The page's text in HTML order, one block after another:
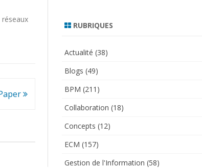
réseaux
RUBRIQUES
Actualité (38)
Blogs (49)
BPM (211)
Collaboration (18)
Concepts (12)
ECM (157)
Gestion de l'Information (58)